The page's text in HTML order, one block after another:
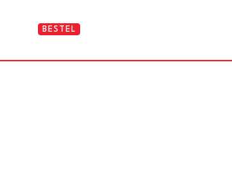
Illustrated
BESTEL